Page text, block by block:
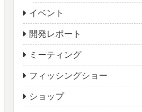
イベント
開発レポート
ミーティング
フィッシングショー
ショップ